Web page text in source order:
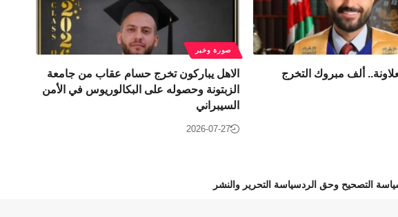
ألف مبروك التخرج
صورة وخبر
الاهل يباركون تخرج حسام عقاب من جامعة
الزبتونة وحصوله على البكالوريوس في الأمن
السيبراني
2026-07-27
التصحيح وحق الردسياسة التحرير والنشر